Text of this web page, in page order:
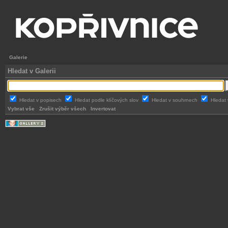
Galerie
Hledat v Galerii
Hledat v popisech Hledat podle klíčových slov Hledat v souhrnech Hledat
Vybrat vše
Zrušit výběr všech Invertovat